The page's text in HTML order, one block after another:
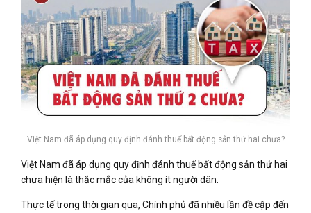
Việt Nam đã áp dụng quy định đánh thuế bất động sản thứ hai chưa?
Việt Nam đã áp dụng quy định đánh thuế bất động sản thứ hai
chưa hiện là thắc mắc của không ít người dân.
Thực tế trong thời gian qua, Chính phủ đã nhiều lần đề cập đến